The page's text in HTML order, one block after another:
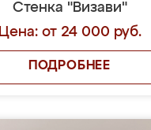
Стенка "Визави"
Цена: от 24 000 руб.
ПОДРОБНЕЕ